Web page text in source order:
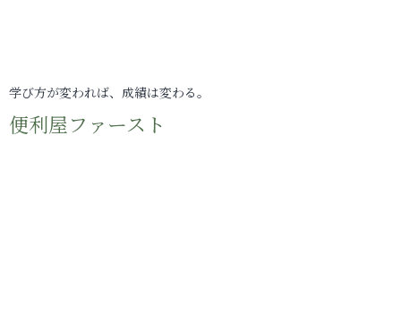
学び方が変われば、成績は変わる。
便利屋ファースト